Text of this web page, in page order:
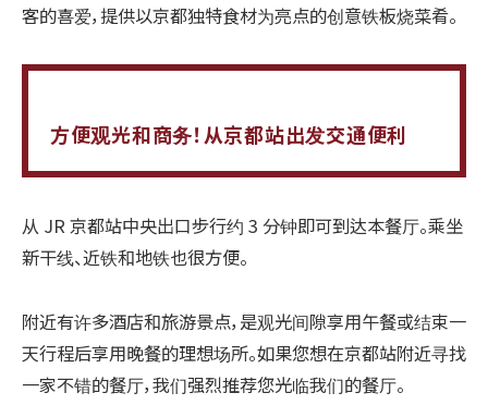
客的喜爱，提供以京都独特食材为亮点的创意铁板烧菜肴。
方便观光和商务！从京都站出发交通便利
从 JR 京都站中央出口步行约 3 分钟即可到达本餐厅。乘坐
新干线、近铁和地铁也很方便。
附近有许多酒店和旅游景点，是观光间隙享用午餐或结束一
天行程后享用晚餐的理想场所。如果您想在京都站附近寻找
一家不错的餐厅，我们强烈推荐您光临我们的餐厅。